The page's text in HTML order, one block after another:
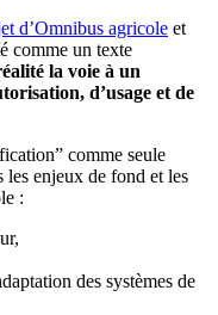
d’Omnibus agricole et
comme un texte
la voie à un
d’usage et de
comme seule
les enjeux de fond et les
:
des systèmes de